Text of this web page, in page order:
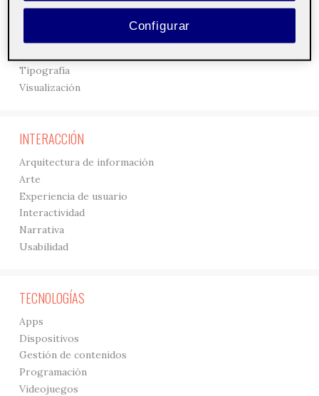
3D
Tipografía
Visualización
INTERACCIÓN
Arquitectura de información
Arte
Experiencia de usuario
Interactividad
Narrativa
Usabilidad
TECNOLOGÍAS
Apps
Dispositivos
Gestión de contenidos
Programación
Videojuegos
Configurar